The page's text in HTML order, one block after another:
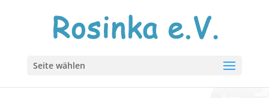
Seite wählen